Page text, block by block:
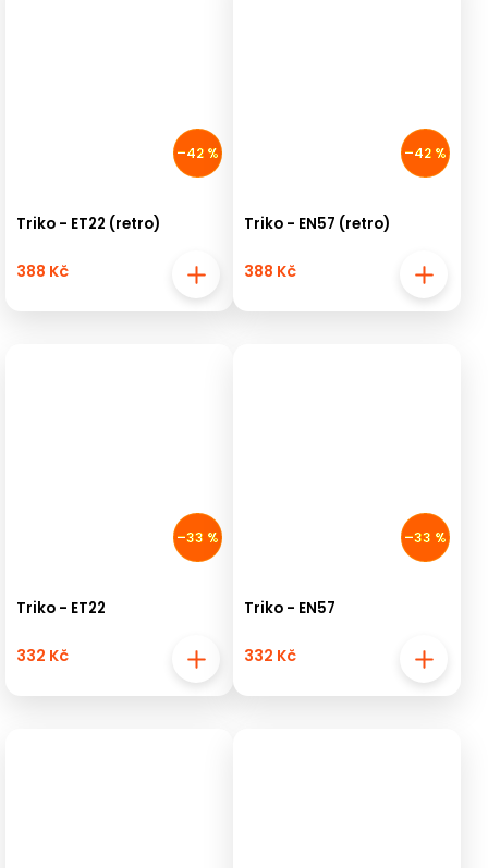
–42 %
Triko - ET22 (retro)
388 Kč
–42 %
Triko - EN57 (retro)
388 Kč
–33 %
Triko - ET22
332 Kč
–33 %
Triko - EN57
332 Kč